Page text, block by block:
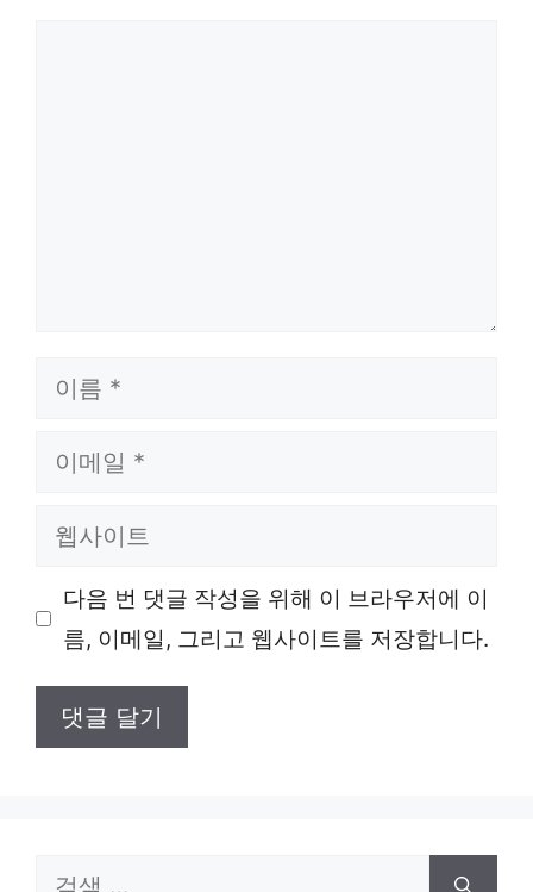
이
이
일
웹
이 다음 번 댓글 작성을 위해 이 브라우저에 이
름, 이메일, 그리고 웹사이트를 저장합니다.
검